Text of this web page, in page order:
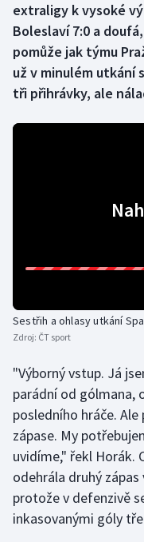
Curling
Dostihy
Florbal
Judo
Krasobruslení
Lezení
Lyže a snowboard
Moderní pětiboj
Motorsport
extraligy k vysoké
Boleslaví 7:0 a
pomůže jak týmu
už v minulém utkání
tři přihrávky, ale
Sestřih a ohlasy utkání
Zdroj: ČT sport
"Výborný vstup. Já
parádní od gólmana,
posledního hráče.
zápase. My
uvidíme," řekl Horák.
odehrála druhý
protože v defenzivě
inkasovanými góly